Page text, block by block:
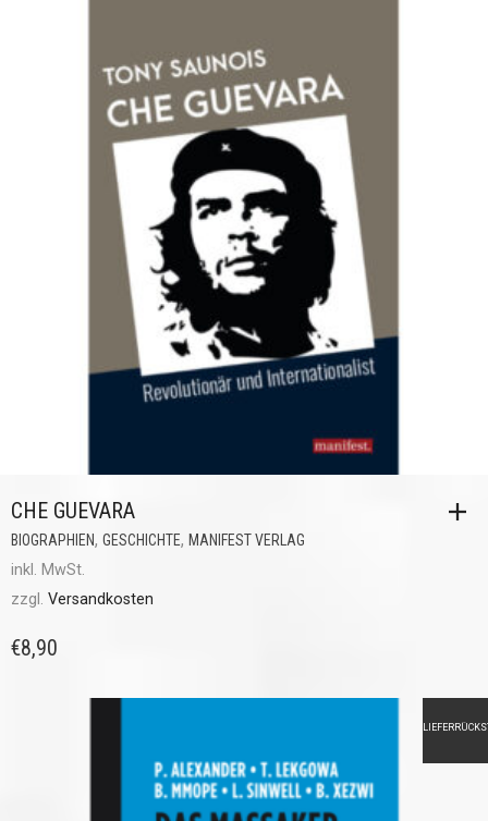
CHE GUEVARA
BIOGRAPHIEN, GESCHICHTE, MANIFEST VERLAG
inkl. MwSt.
zzgl. Versandkosten
€8,90